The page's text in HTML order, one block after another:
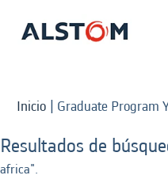
Inicio | Graduate Program
Resultados de
africa".